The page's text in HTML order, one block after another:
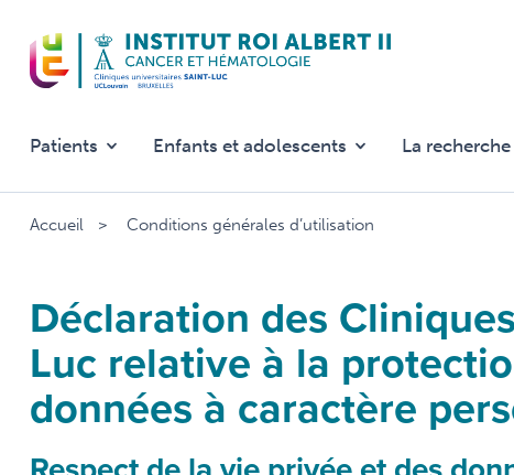
contenu
principal
Patients Enfants et adolescents La recherche
Accueil Conditions générales d’utilisation
Déclaration des
Luc relative à la
données à caractère